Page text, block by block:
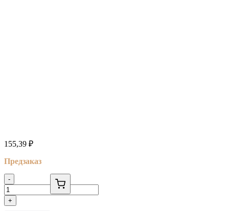
155,39 ₽
Предзаказ
-
+